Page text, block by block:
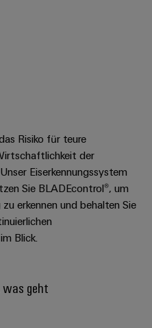
Risiko für teure
der
Eiserkennungssystem
Sie BLADEcontrol®, um
erkennen und behalten Sie
Blick.
was geht